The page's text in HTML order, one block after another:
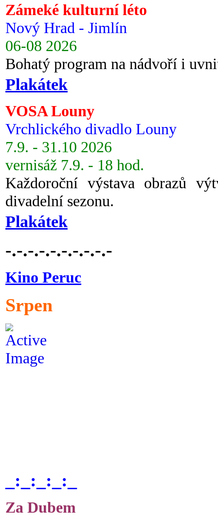
Zámeké kulturní léto
Nový Hrad - Jimlín
06-08 2026
Bohatý program na nádvoří i
Plakátek
VOSA Louny
Vrchlického divadlo Louny
7.9. - 31.10 2026
vernisáž 7.9. - 18 hod.
Každoroční výstava obrazů
divadelní sezonu.
Plakátek
-.-.-.-.-.-.-.-.-.-
Kino Peruc
Srpen
_:_:_:_:_
Za Dubem